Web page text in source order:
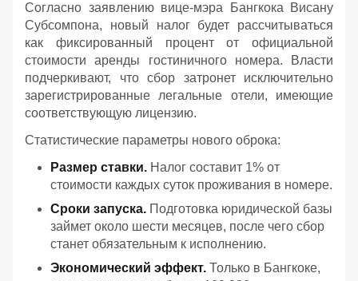
Согласно заявлению вице-мэра Бангкока Висану
Субсомпона, новый налог будет рассчитываться
как фиксированный процент от официальной
стоимости аренды гостиничного номера. Власти
подчеркивают, что сбор затронет исключительно
зарегистрированные легальные отели, имеющие
соответствующую лицензию.
Статистические параметры нового оброка:
Размер ставки. Налог составит 1% от
стоимости каждых суток проживания в номере.
Сроки запуска. Подготовка юридической базы
займет около шести месяцев, после чего сбор
станет обязательным к исполнению.
Экономический эффект. Только в Бангкоке,